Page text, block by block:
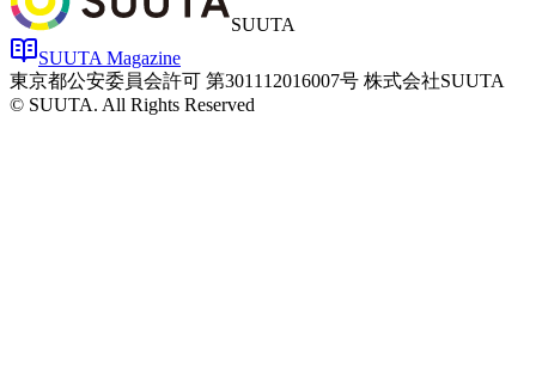
SUUTA
SUUTA Magazine
東京都公安委員会許可 第301112016007号 株式会社SUUTA
© SUUTA. All Rights Reserved